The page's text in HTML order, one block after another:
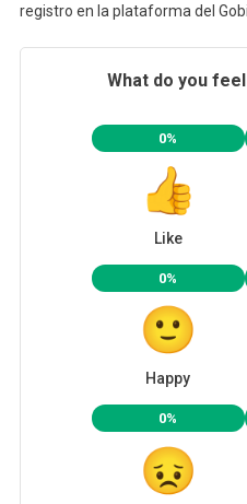
registro en la plataforma del
What do you
0%
Like
0%
Happy
0%